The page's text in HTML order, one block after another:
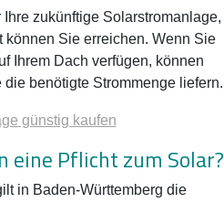
zukünftige Solarstromanlage,
Sie erreichen. Wenn Sie
Ihrem Dach verfügen, können
benötigte Strommenge liefern.
eine Pflicht zum Solar?
in Baden-Württemberg die